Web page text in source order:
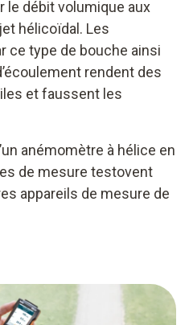
le débit volumique aux
hélicoïdal. Les
ce type de bouche ainsi
rendent des
et faussent les
anémomètre à hélice en
de mesure testovent
appareils de mesure de